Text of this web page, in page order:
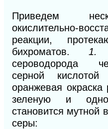
Приведем
окислительно-
реакции,
бихроматов.
сероводорода
серной кислотой
оранжевая окраска
зеленую и
становится мутной
серы: